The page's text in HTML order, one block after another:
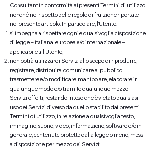
Consultant in conformità ai presenti Termini di utilizzo,
nonché nel rispetto delle regole di fruizione riportate
nel presente articolo. In particolare, l’Utente:
si impegna a rispettare ogni e qualsivoglia disposizione
di legge – italiana, europea e/o internazionale –
applicabile all’Utente;
non potrà utilizzare i Servizi allo scopo di riprodurre,
registrare, distribuire, comunicare al pubblico,
trasmettere e/o modificare, manipolare, elaborare in
qualunque modo e/o tramite qualunque mezzo i
Servizi offerti, restando inteso che è vietato qualsiasi
uso dei Servizi diverso da quello stabilito dai presenti
Termini di utilizzo, in relazione a qualsivoglia testo,
immagine, suono, video, informazione, software e/o in
generale, contenuto protetto dalla legge o meno, messi
a disposizione per mezzo dei Servizi;